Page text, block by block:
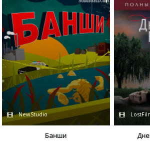
NewStudio
Банши